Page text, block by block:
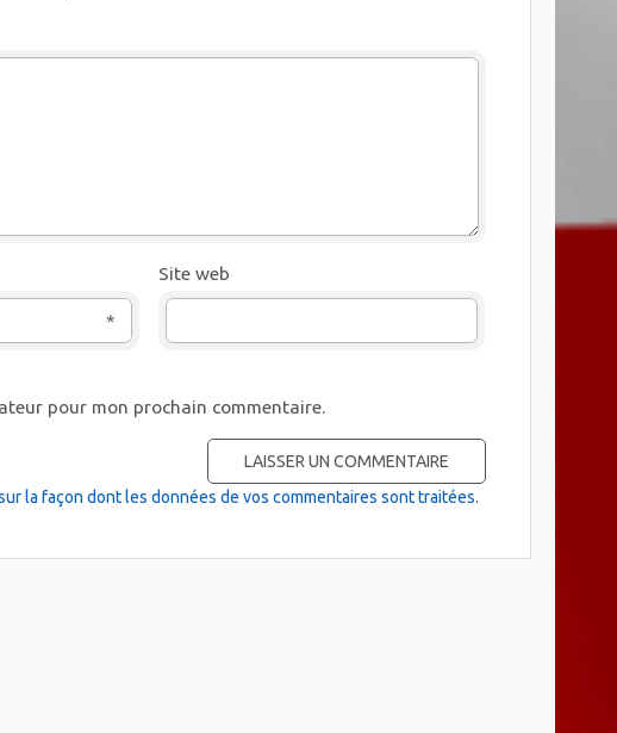
*
Site web
pour mon prochain commentaire.
la façon dont les données de vos commentaires sont traitées.